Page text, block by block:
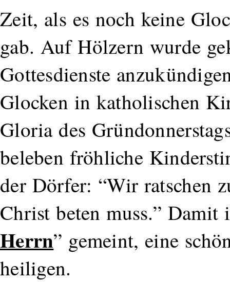
Zeit, als es noch keine
gab. Auf Hölzern wurde
Gottesdienste
Glocken in katholischen
Gloria des
beleben fröhliche
der Dörfer: “Wir ratschen
Christ beten muss.” Damit
Herrn” gemeint, eine
heiligen.